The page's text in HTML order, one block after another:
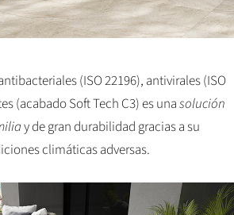
(ISO 22196), antivirales (ISO
(acabado Soft Tech C3) es unasolución
y de gran durabilidad gracias a su
climáticas adversas.